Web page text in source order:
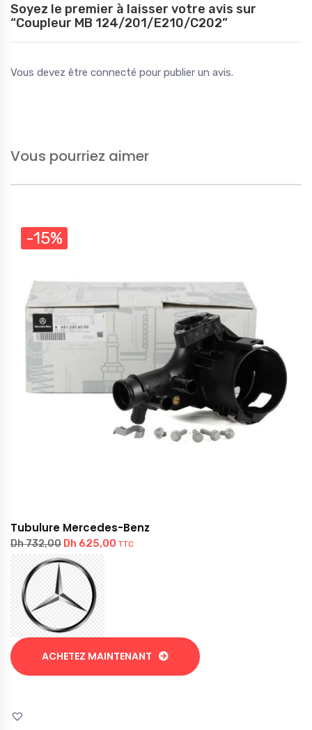
Soyez le premier à laisser votre avis sur
“Coupleur MB 124/201/E210/C202”
Vous devez être connecté pour publier un avis.
Vous pourriez aimer
-15%
Tubulure Mercedes-Benz
Dh732,00 Dh 625,00 TTC
ACHETEZ MAINTENANT